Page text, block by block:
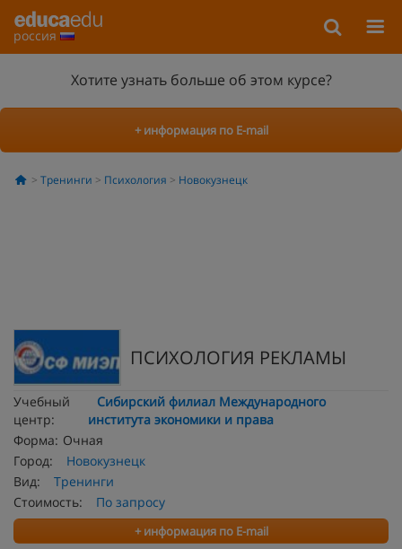
россия
Хотите узнать больше об этом курсе?
+ информация по E-mail
Тренинги Психология Новокузнецк
ПСИХОЛОГИЯ РЕКЛАМЫ
Учебный
центр:
Сибирский филиал Международного
института экономики и права
Форма: Очная
Город:
Новокузнецк
Вид:
Тренинги
Стоимость:
По запросу
+ информация по E-mail